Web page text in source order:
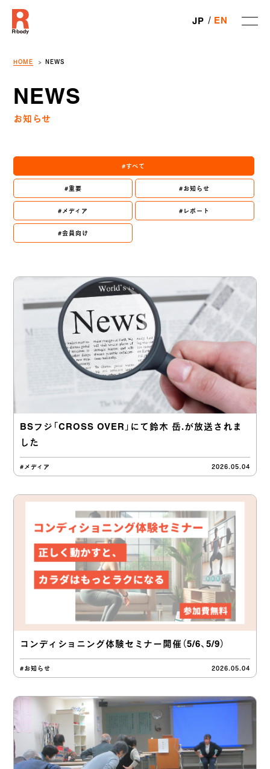
JP EN
HOME NEWS
NEWS
お知らせ
#すべて
#重要 #お知らせ
#メディア #レポート
#会員向け
BSフジ「CROSS OVER」にて鈴木 岳.が放送されま
した
#メディア 2026.05.04
コンディショニング体験セミナー開催（5/6、5/9）
#お知らせ 2026.05.04